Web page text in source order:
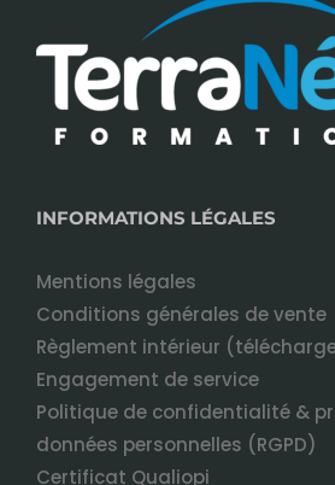
INFORMATIONS LÉGALES
Mentions légales
Conditions générales de vente
Règlement intérieur
Engagement de service
Politique de confidentialité &
données personnelles (RGPD)
Certificat Qualiopi